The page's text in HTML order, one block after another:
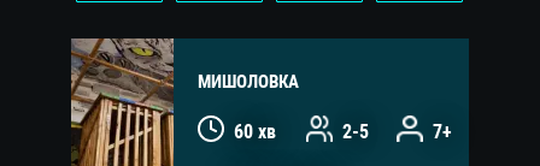
МИШОЛОВКА
60 хв 2-5 7+